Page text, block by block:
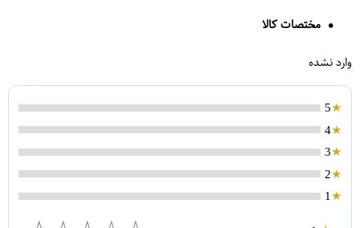
مختصات کالا
وارد نشده
5
4
3
2
1